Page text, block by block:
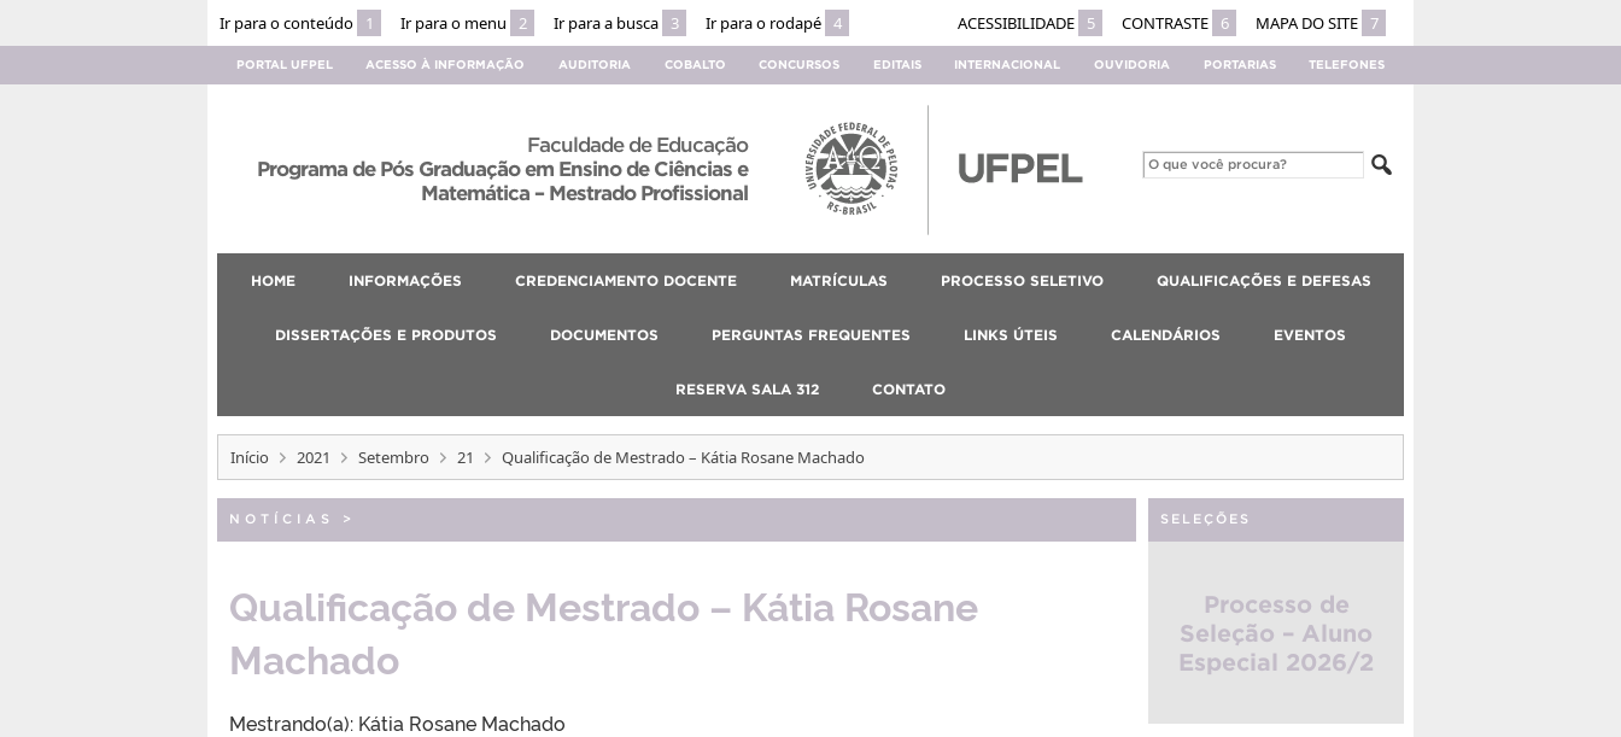
Ir para o conteúdo 1 Ir para o menu 2 Ir para a busca 3 Ir para o rodapé 4 ACESSIBILIDADE 5 CONTRASTE 6 MAPA DO SITE 7
PORTAL UFPEL ACESSO À INFORMAÇÃO AUDITORIA COBALTO CONCURSOS EDITAIS INTERNACIONAL OUVIDORIA PORTARIAS TELEFONES
Faculdade de Educação
Programa de Pós Graduação em Ensino de Ciências e
Matemática – Mestrado Profissional
HOME INFORMAÇÕES CREDENCIAMENTO DOCENTE MATRÍCULAS PROCESSO SELETIVO QUALIFICAÇÕES E DEFESAS
DISSERTAÇÕES E PRODUTOS DOCUMENTOS PERGUNTAS FREQUENTES LINKS ÚTEIS CALENDÁRIOS EVENTOS
RESERVA SALA 312 CONTATO
Início 2021 Setembro 21 Qualificação de Mestrado – Kátia Rosane Machado
NOTÍCIAS >
Qualificação de Mestrado – Kátia Rosane
Machado
Mestrando(a): Kátia Rosane Machado
SELEÇÕES
Processo de
Seleção – Aluno
Especial 2026/2